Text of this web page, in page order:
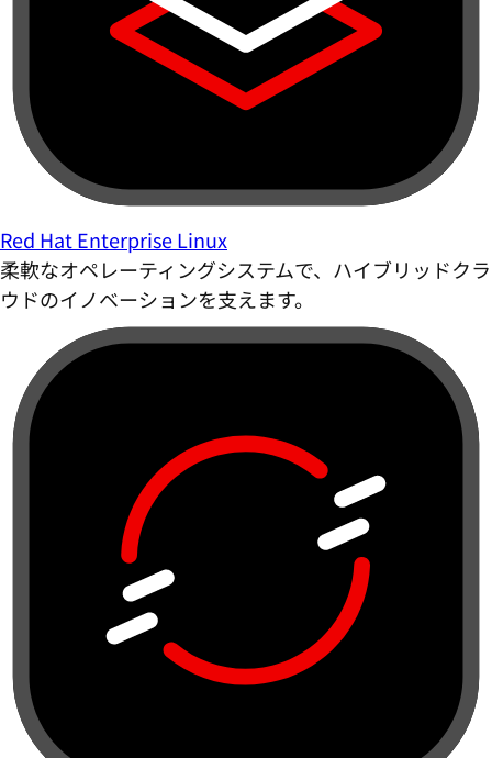
Red Hat Enterprise Linux
柔軟なオペレーティングシステムで、ハイブリッドクラ
ウドのイノベーションを支えます。